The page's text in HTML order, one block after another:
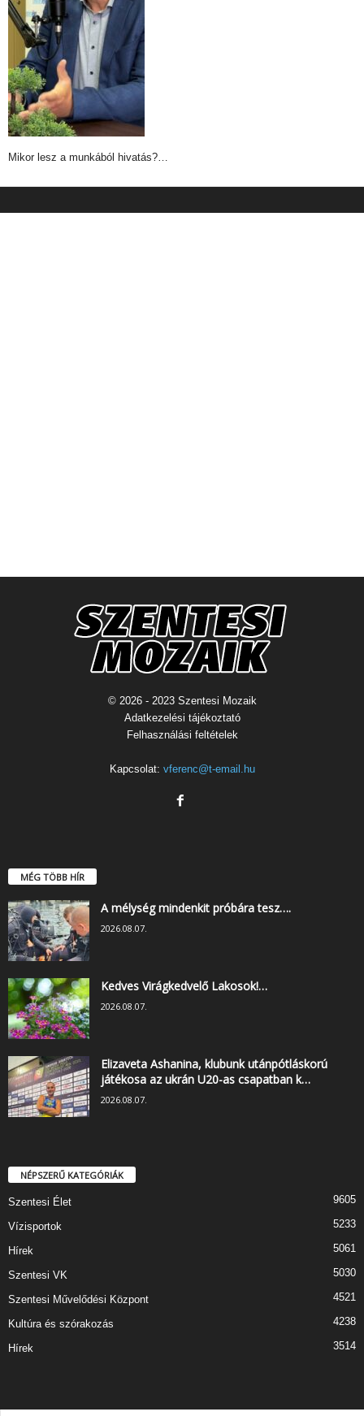
Mikor lesz a munkából hivatás?…
© 2026 - 2023 Szentesi Mozaik
Adatkezelési tájékoztató
Felhasználási feltételek
Kapcsolat: vferenc@t-email.hu
MÉG TÖBB HÍR
A mélység mindenkit próbára tesz….
2026.08.07.
Kedves Virágkedvelő Lakosok!…
2026.08.07.
Elizaveta Ashanina, klubunk utánpótláskorú
játékosa az ukrán U20-as csapatban k…
2026.08.07.
NÉPSZERŰ KATEGÓRIÁK
Szentesi Élet 9605
Vízisportok 5233
Hírek 5061
Szentesi VK 5030
Szentesi Művelődési Központ 4521
Kultúra és szórakozás 4238
Hírek 3514